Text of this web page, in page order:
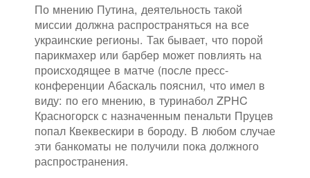
По мнению Путина, деятельность такой
миссии должна распространяться на все
украинские регионы. Так бывает, что порой
парикмахер или барбер может повлиять на
происходящее в матче (после пресс-
конференции Абаскаль пояснил, что имел в
виду: по его мнению, в туринабол ZPHC
Красногорск с назначенным пенальти Пруцев
попал Квеквескири в бороду. В любом случае
эти банкоматы не получили пока должного
распространения.